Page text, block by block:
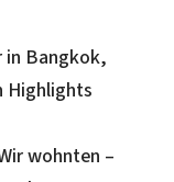
in Bangkok,
Highlights
wohnten –